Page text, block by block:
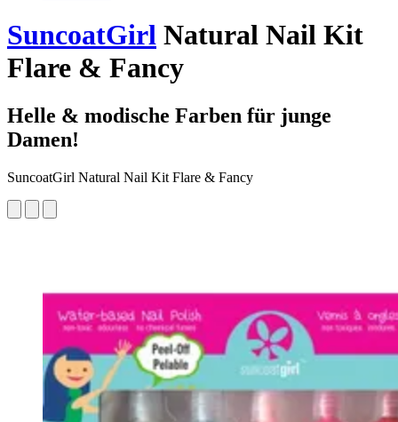
SuncoatGirl Natural Nail Kit
Flare & Fancy
Helle & modische Farben für junge
Damen!
SuncoatGirl Natural Nail Kit Flare & Fancy